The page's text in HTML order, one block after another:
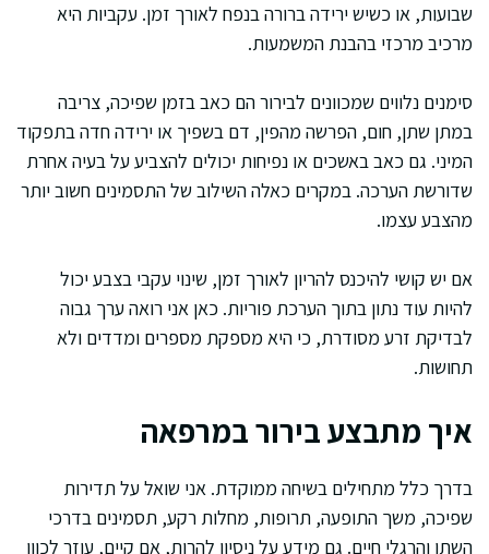
שבועות, או כשיש ירידה ברורה בנפח לאורך זמן. עקביות היא
מרכיב מרכזי בהבנת המשמעות.
סימנים נלווים שמכוונים לבירור הם כאב בזמן שפיכה, צריבה
במתן שתן, חום, הפרשה מהפין, דם בשפיך או ירידה חדה בתפקוד
המיני. גם כאב באשכים או נפיחות יכולים להצביע על בעיה אחרת
שדורשת הערכה. במקרים כאלה השילוב של התסמינים חשוב יותר
מהצבע עצמו.
אם יש קושי להיכנס להריון לאורך זמן, שינוי עקבי בצבע יכול
להיות עוד נתון בתוך הערכת פוריות. כאן אני רואה ערך גבוה
לבדיקת זרע מסודרת, כי היא מספקת מספרים ומדדים ולא
תחושות.
איך מתבצע בירור במרפאה
בדרך כלל מתחילים בשיחה ממוקדת. אני שואל על תדירות
שפיכה, משך התופעה, תרופות, מחלות רקע, תסמינים בדרכי
השתן והרגלי חיים. גם מידע על ניסיון להרות, אם קיים, עוזר לכוון